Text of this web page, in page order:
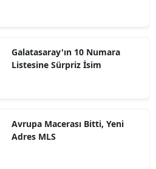
Galatasaray'ın 10 Numara
Listesine Sürpriz İsim
Avrupa Macerası Bitti, Yeni
Adres MLS